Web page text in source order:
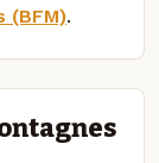
(BFM).